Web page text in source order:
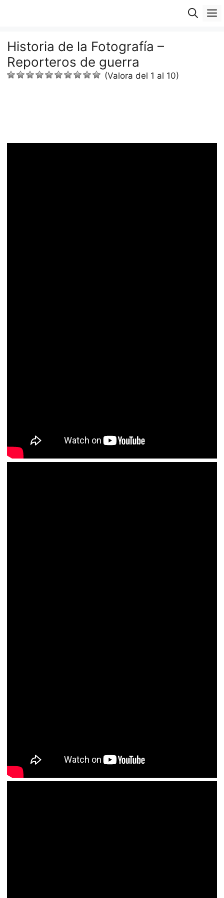
Historia de la Fotografía –
Reporteros de guerra
(Valora del 1 al 10)